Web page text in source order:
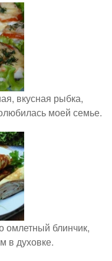
вкусная рыбка,
моей семье.
омлетный блинчик,
в духовке.